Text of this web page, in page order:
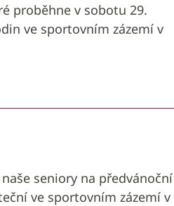
proběhne v sobotu 29.
ve sportovním zázemí v
seniory na předvánoční
ve sportovním zázemí v